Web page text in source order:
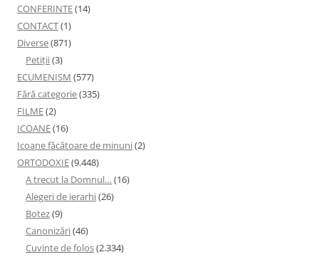
CONFERINTE(14)
CONTACT(1)
Diverse(871)
Petiţii(3)
ECUMENISM (577)
Fără categorie(335)
FILME(2)
ICOANE(16)
Icoane făcătoare de minuni(2)
ORTODOXIE(9.448)
A trecut la Domnul… (16)
Alegeri de ierarhi(26)
Botez(9)
Canonizări(46)
Cuvinte de folos(2.334)